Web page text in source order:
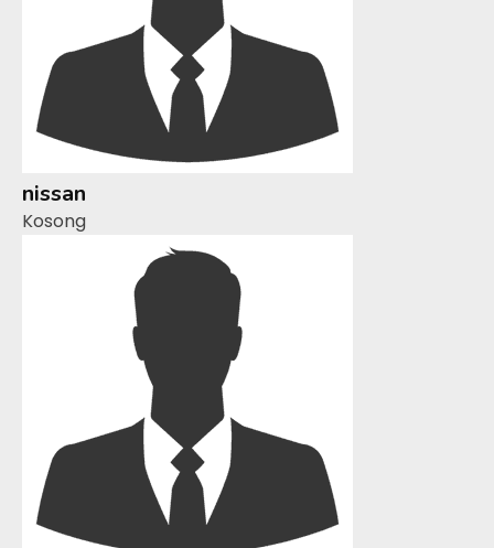
nissan
Kosong